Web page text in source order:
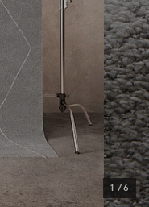
1 /6